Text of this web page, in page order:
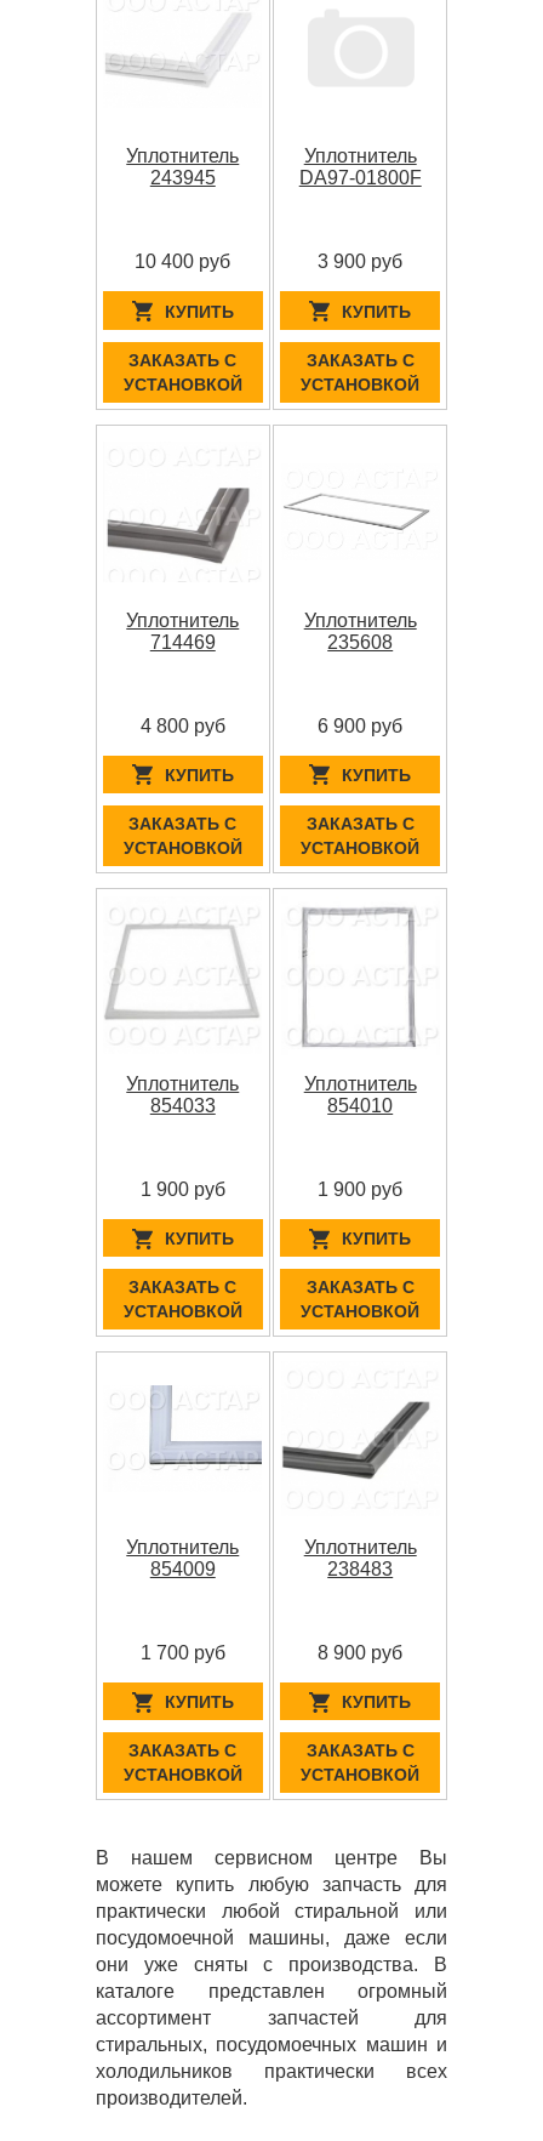
Уплотнитель
243945
10 400 руб
КУПИТЬ
ЗАКАЗАТЬ С
УСТАНОВКОЙ
Уплотнитель
DA97-01800F
3 900 руб
КУПИТЬ
ЗАКАЗАТЬ С
УСТАНОВКОЙ
Уплотнитель
714469
4 800 руб
КУПИТЬ
ЗАКАЗАТЬ С
УСТАНОВКОЙ
Уплотнитель
235608
6 900 руб
КУПИТЬ
ЗАКАЗАТЬ С
УСТАНОВКОЙ
Уплотнитель
854033
1 900 руб
КУПИТЬ
ЗАКАЗАТЬ С
УСТАНОВКОЙ
Уплотнитель
854010
1 900 руб
КУПИТЬ
ЗАКАЗАТЬ С
УСТАНОВКОЙ
Уплотнитель
854009
1 700 руб
КУПИТЬ
ЗАКАЗАТЬ С
УСТАНОВКОЙ
Уплотнитель
238483
8 900 руб
КУПИТЬ
ЗАКАЗАТЬ С
УСТАНОВКОЙ
В нашем сервисном центре Вы
можете купить любую запчасть для
практически любой стиральной или
посудомоечной машины, даже если
они уже сняты с производства. В
каталоге представлен огромный
ассортимент запчастей для
стиральных, посудомоечных машин и
холодильников практически всех
производителей.